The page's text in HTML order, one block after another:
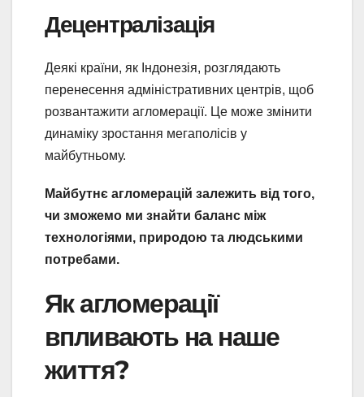
Децентралізація
Деякі країни, як Індонезія, розглядають
перенесення адміністративних центрів, щоб
розвантажити агломерації. Це може змінити
динаміку зростання мегаполісів у
майбутньому.
Майбутнє агломерацій залежить від того,
чи зможемо ми знайти баланс між
технологіями, природою та людськими
потребами.
Як агломерації
впливають на наше
життя?